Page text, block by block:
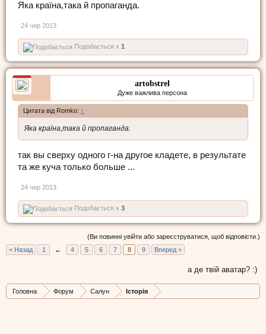
Яка країна,така й пропаганда.
24 чер 2013
Подобається x 1
artobstrel
Дуже важлива персона
Цитата від Romko: ↑
Яка країна,така й пропаганда.
так вы сверху одного г-на другое кладете, в результате
та же куча только больше ...
24 чер 2013
Подобається x 3
(Ви повинні увійти або зареєструватися, щоб відповісти.)
< Назад
1 ← 4 5 6 7 8 9 Вперед >
а де твій аватар? :)
Головна Форум Салун Історія